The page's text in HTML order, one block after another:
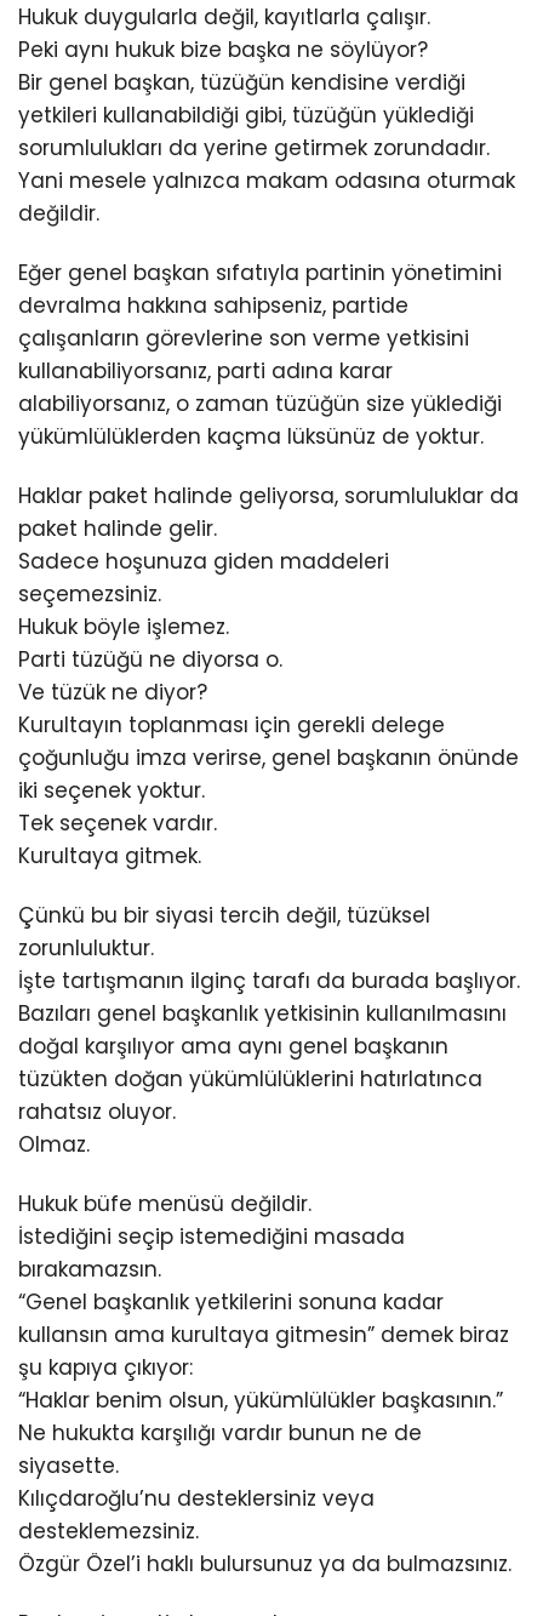
Hukuk duygularla değil, kayıtlarla çalışır.
Peki aynı hukuk bize başka ne söylüyor?
Bir genel başkan, tüzüğün kendisine verdiği
yetkileri kullanabildiği gibi, tüzüğün yüklediği
sorumlulukları da yerine getirmek zorundadır.
Yani mesele yalnızca makam odasına oturmak
değildir.
Eğer genel başkan sıfatıyla partinin yönetimini
devralma hakkına sahipseniz, partide
çalışanların görevlerine son verme yetkisini
kullanabiliyorsanız, parti adına karar
alabiliyorsanız, o zaman tüzüğün size yüklediği
yükümlülüklerden kaçma lüksünüz de yoktur.
Haklar paket halinde geliyorsa, sorumluluklar da
paket halinde gelir.
Sadece hoşunuza giden maddeleri
seçemezsiniz.
Hukuk böyle işlemez.
Parti tüzüğü ne diyorsa o.
Ve tüzük ne diyor?
Kurultayın toplanması için gerekli delege
çoğunluğu imza verirse, genel başkanın önünde
iki seçenek yoktur.
Tek seçenek vardır.
Kurultaya gitmek.
Çünkü bu bir siyasi tercih değil, tüzüksel
zorunluluktur.
İşte tartışmanın ilginç tarafı da burada başlıyor.
Bazıları genel başkanlık yetkisinin kullanılmasını
doğal karşılıyor ama aynı genel başkanın
tüzükten doğan yükümlülüklerini hatırlatınca
rahatsız oluyor.
Olmaz.
Hukuk büfe menüsü değildir.
İstediğini seçip istemediğini masada
bırakamazsın.
“Genel başkanlık yetkilerini sonuna kadar
kullansın ama kurultaya gitmesin” demek biraz
şu kapıya çıkıyor:
“Haklar benim olsun, yükümlülükler başkasının.”
Ne hukukta karşılığı vardır bunun ne de
siyasette.
Kılıçdaroğlu’nu desteklersiniz veya
desteklemezsiniz.
Özgür Özel’i haklı bulursunuz ya da bulmazsınız.